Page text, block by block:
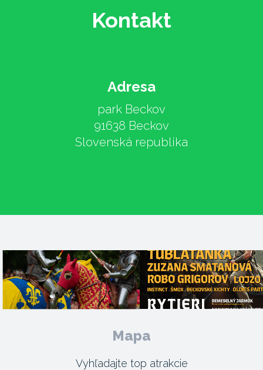
Kontakt
Adresa
park Beckov
91638 Beckov
Slovenská republika
Mapa
Vyhľadajte top atrakcie